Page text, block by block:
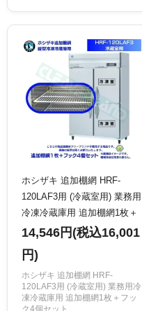
ホシザキ 追加棚網 HRF-
120LAF3用 (冷蔵室用) 業務用
冷凍冷蔵庫用 追加棚網1枚＋
フック4個セット
14,546円(税込16,001
円)
ホシザキ 追加棚網 HRF-
120LAF3用 (冷蔵室用) 業務用冷
凍冷蔵庫用 追加棚網1枚＋フッ
ク4個セット